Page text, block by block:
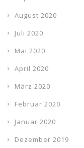
August 2020
Juli 2020
Mai 2020
April 2020
März 2020
Februar 2020
Januar 2020
Dezember 2019